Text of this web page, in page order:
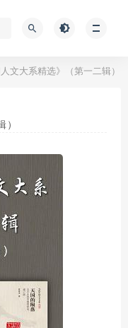
文大系精选》（第一二辑）
）